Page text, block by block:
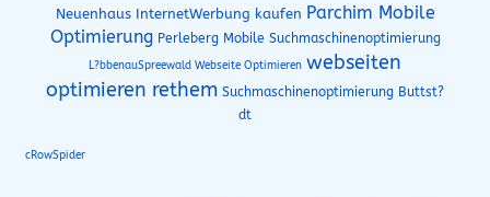
Neuenhaus InternetWerbung kaufen Parchim Mobile
Optimierung Perleberg Mobile Suchmaschinenoptimierung
L?bbenauSpreewald Webseite Optimieren webseiten
optimieren rethem Suchmaschinenoptimierung Buttst?
dt
cRowSpider